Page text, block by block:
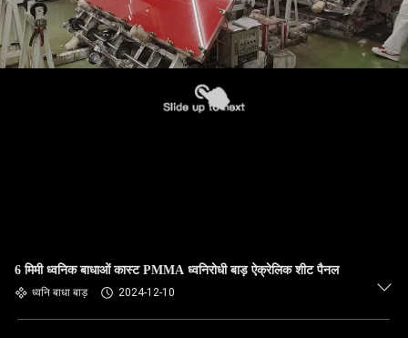
6 मिमी ध्वनिक बाधाओं कास्ट PMMA ध्वनिरोधी बाड़ ऐक्रेलिक शीट पैनल
ध्वनि बाधा बाड़ 2024-12-10